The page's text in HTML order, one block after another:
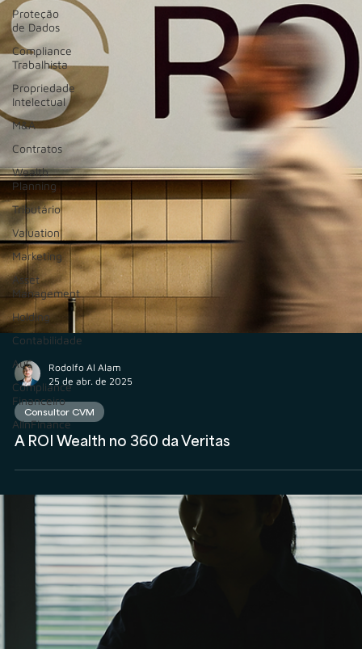
Proteção
de Dados
Compliance
Trabalhista
Propriedade
Intelectual
M&A
Contratos
Wealth
Planning
Tributário
Valuation
Marketing
Asset
Management
Holding
Contabilidade
AuC
Compliance
Financeiro
AIInFinance
Rodolfo Al Alam
25 de abr. de 2025
Consultor CVM
A ROI Wealth no 360 da Veritas